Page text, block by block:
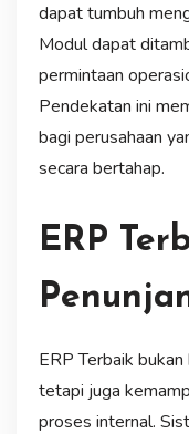
dapat tumbuh
Modul dapat
permintaan
Pendekatan ini
bagi perusahaan
secara bertahap.
ERP
ERP Terbaik
tetapi juga
proses internal.